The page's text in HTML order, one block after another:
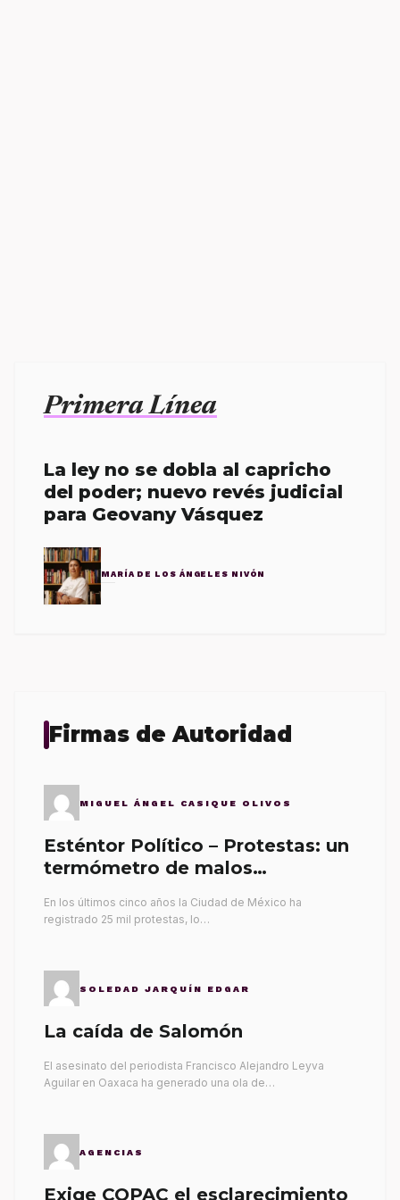
Primera Línea
La ley no se dobla al capricho
del poder; nuevo revés judicial
para Geovany Vásquez
MARÍA DE LOS ÁNGELES NIVÓN
Firmas de Autoridad
MIGUEL ÁNGEL CASIQUE OLIVOS
Esténtor Político – Protestas: un
termómetro de malos
En los últimos cinco años la Ciudad de México ha
registrado 25 mil protestas, lo…
SOLEDAD JARQUÍN EDGAR
La caída de Salomón
El asesinato del periodista Francisco Alejandro Leyva
Aguilar en Oaxaca ha generado una ola de…
AGENCIAS
Exige COPAC el esclarecimiento